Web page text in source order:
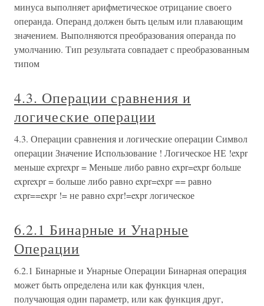
минуса выполняет арифметическое отрицание своего
операнда. Операнд должен быть целым или плавающим
значением. Выполняются преобразования операнда по
умолчанию. Тип результата совпадает с преобразованным
типом
4.3. Операции сравнения и
логические операции
4.3. Операции сравнения и логические операции Символ
операции Значение Использование ! Логическое НЕ !expr
меньше exprexpr = Меньше либо равно expr=expr больше
exprexpr = больше либо равно expr=expr == равно
expr==expr != не равно expr!=expr логическое
6.2.1 Бинарные и Унарные
Операции
6.2.1 Бинарные и Унарные Операции Бинарная операция
может быть определена или как функция член,
получающая один параметр, или как функция друг,